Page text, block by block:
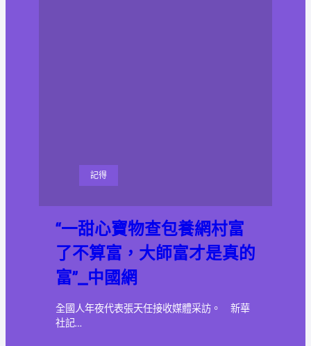
記得
“一甜心寶物查包養網村富
了不算富，大師富才是真的
富”_中國網
全國人年夜代表張天任接收媒體采訪。 新華
社記…